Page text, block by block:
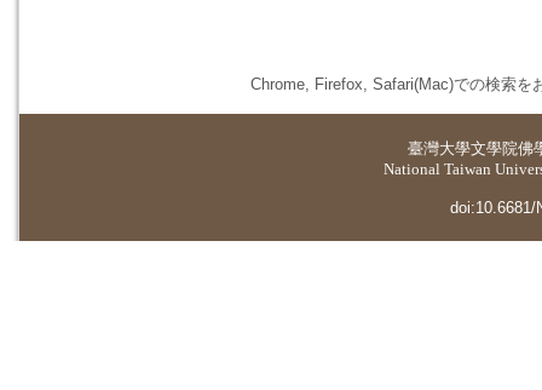
Chrome, Firefox, Safari(Mac)での検索を
臺灣大學文學院佛
National Taiwan
doi:10.6681/